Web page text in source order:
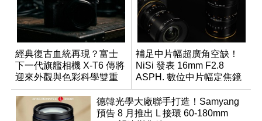
經典復古血統再現？富士
下一代旗艦相機 X-T6 傳將
迎來外觀與色彩科學雙重
優化
補足中片幅超廣角空缺！
NiSi 發表 16mm F2.8
ASPH. 數位中片幅定焦鏡
德韓光學大廠聯手打造！Samyang
預告 8 月推出 L 接環 60-180mm